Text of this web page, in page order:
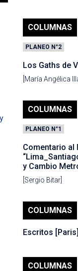
COLUMNAS
PLANEO N°2
Los Gaths de
[María Angélica
COLUMNAS
PLANEO N°1
Comentario al
y Cambio
[Sergio Bitar]
COLUMNAS
Escritos [Paris]
COLUMNAS